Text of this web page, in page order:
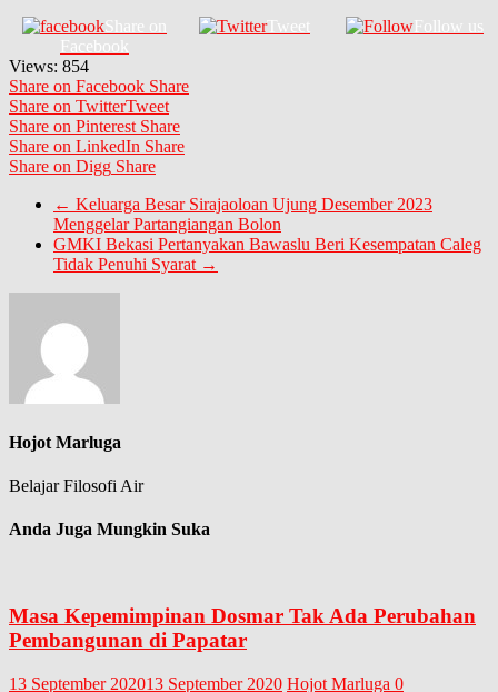
Share on
Facebook
Tweet Follow us
Views: 854
Share on Facebook Share
Share on TwitterTweet
Share on Pinterest Share
Share on LinkedIn Share
Share on Digg Share
← Keluarga Besar Sirajaoloan Ujung Desember 2023
Menggelar Partangiangan Bolon
GMKI Bekasi Pertanyakan Bawaslu Beri Kesempatan Caleg
Tidak Penuhi Syarat →
Hojot Marluga
Belajar Filosofi Air
Anda Juga Mungkin Suka
Masa Kepemimpinan Dosmar Tak Ada Perubahan
Pembangunan di Papatar
13 September 202013 September 2020 Hojot Marluga 0